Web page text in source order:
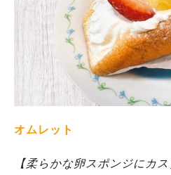
オムレット
【柔らかな卵スポンジにカ